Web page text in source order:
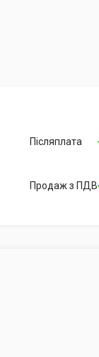
Післяплата
Продаж з ПДВ